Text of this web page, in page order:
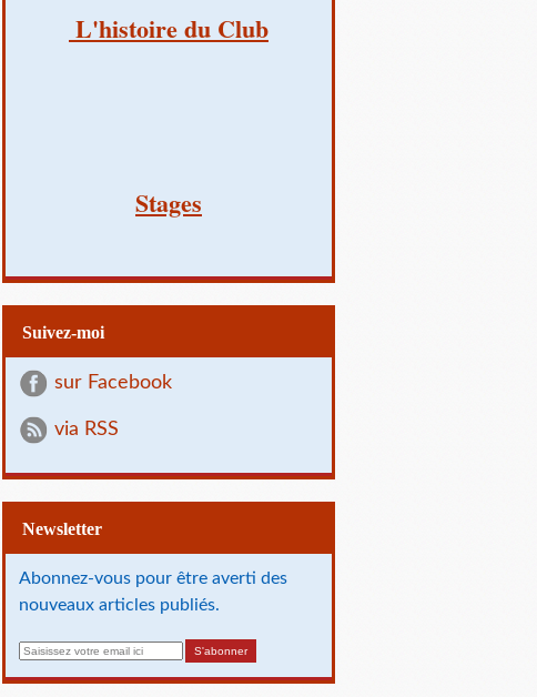
L'histoire du Club
Stages
Suivez-moi
sur Facebook
via RSS
Newsletter
Abonnez-vous pour être averti des
nouveaux articles publiés.
a